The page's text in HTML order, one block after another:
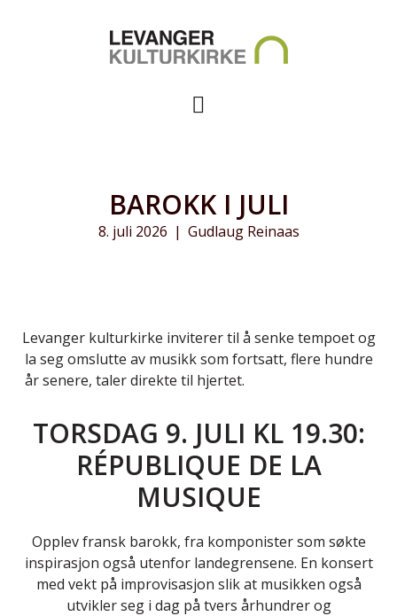
BAROKK I JULI
8. juli 2026 | Gudlaug Reinaas
Levanger kulturkirke inviterer til å senke tempoet og
la seg omslutte av musikk som fortsatt, flere hundre
år senere, taler direkte til hjertet.
TORSDAG 9. JULI KL 19.30:
RÉPUBLIQUE DE LA
MUSIQUE
Opplev fransk barokk, fra komponister som søkte
inspirasjon også utenfor landegrensene. En konsert
med vekt på improvisasjon slik at musikken også
utvikler seg i dag på tvers århundrer og